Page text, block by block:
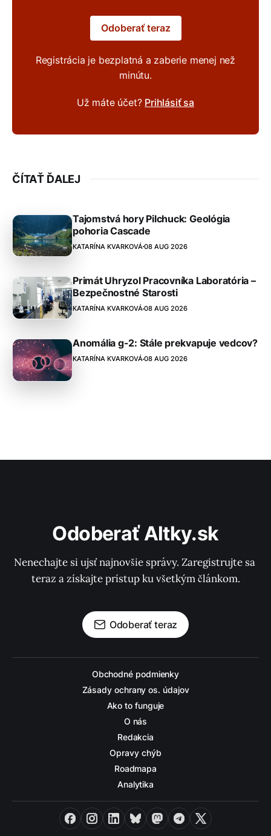
Odoberať teraz
Registrácia je bezplatná a zaberie menej než
minútu.
Už máte účet? Prihlásiť sa
ČÍTAŤ ĎALEJ
Tajomstvá hory Pilchuck: Geológia
pohoria Cascade
KATARÍNA KVARKOVÁ08 AUG 2026
Primát Uhryzol Pracovníka Laboratória –
Bezpečnostné Starosti
KATARÍNA KVARKOVÁ08 AUG 2026
Anomália g-2: Stále prekvapuje vedcov?
KATARÍNA KVARKOVÁ08 AUG 2026
Odoberať Altky.sk
Nenechajte si ujsť najnovšie správy. Zaregistrujte sa
teraz a získajte prístup ku všetkým článkom.
Odoberať teraz
Obchodné podmienky
Zásady ochrany os. údajov
Ako to funguje
O nás
Redakcia
Opravy chýb
Roadmapa
Analytika
FacebookInstagramLinkedInBlueskyMastodon
Telegram
X